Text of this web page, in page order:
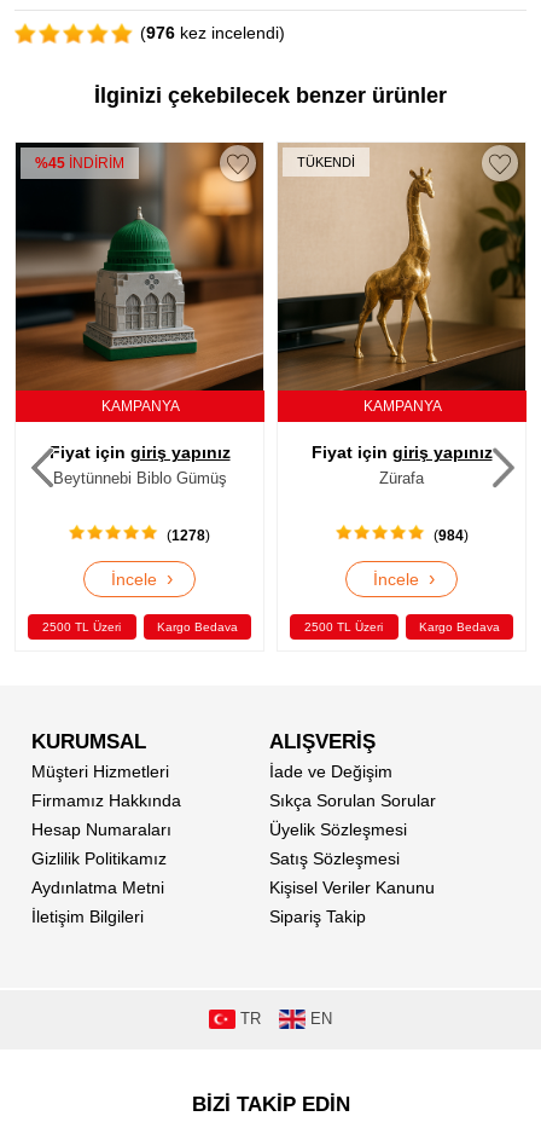
(976 kez incelendi)
İlginizi çekebilecek benzer ürünler
TÜKENDİ
KAMPANYA
Fiyat içingiriş yapınız
Zürafa
(984
İncele
2500 TL Üzeri Kargo Bedava
%36İNDİRİM
KAMPANYA
Fiyat içingiriş yapınız
Kızılderili Bilge
(1000
İncele
2500 TL Üzeri Kargo Bedava
KURUMSAL
Müşteri Hizmetleri
Firmamız Hakkında
Hesap Numaraları
Gizlilik Politikamız
Aydınlatma Metni
İletişim Bilgileri
ALIŞVERİŞ
İade ve Değişim
Sıkça Sorulan Sorular
Üyelik Sözleşmesi
Satış Sözleşmesi
Kişisel Veriler Kanunu
Sipariş Takip
TR EN
BİZİ TAKİP EDİN